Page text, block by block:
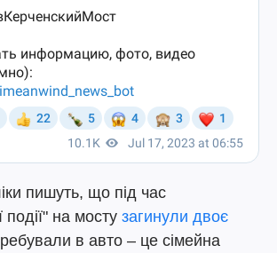
пишуть, що під час
на мосту загинули двоє
в авто – це сімейна